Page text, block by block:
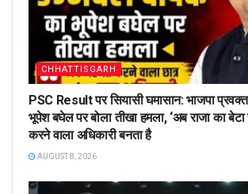
CHHATTISGARH
PSC Result पर सियासी घमासान: भाजपा
भूपेश बघेल पर बोला तीखा हमला, ‘अब राजा का बेटा
करने वाला अधिकारी बनता है
AUGUST 8, 2026